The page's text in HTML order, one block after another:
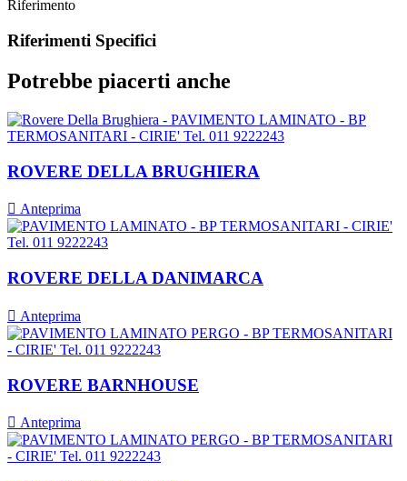
Riferimento
Riferimenti Specifici
Potrebbe piacerti anche
ROVERE DELLA BRUGHIERA
 Anteprima
ROVERE DELLA DANIMARCA
 Anteprima
ROVERE BARNHOUSE
 Anteprima